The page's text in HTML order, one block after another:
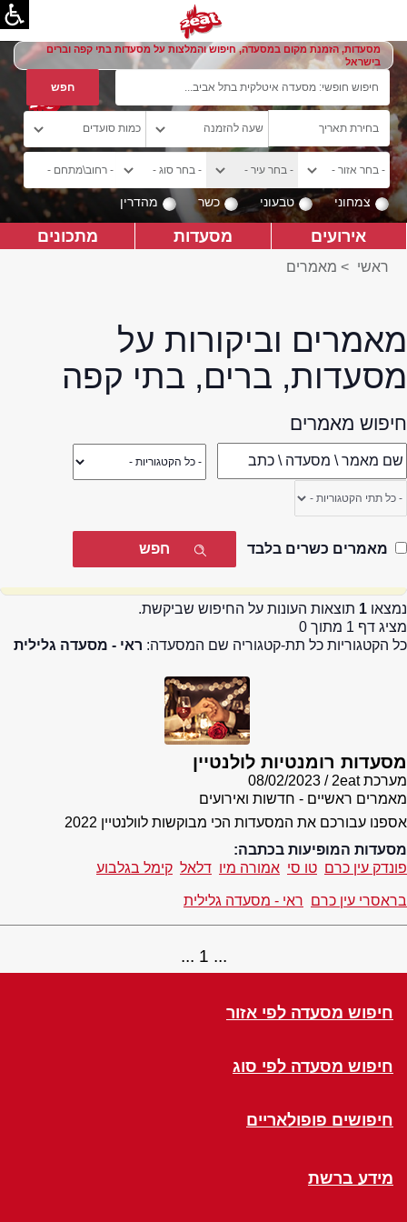
מסעדות, הזמנת מקום במסעדה, חיפוש והמלצות על מסעדות בתי קפה וברים
בישראל
צמחוני טבעוני כשר מהדרין
אירועים מסעדות מתכונים
ראשי > מאמרים
מאמרים וביקורות על
מסעדות, ברים, בתי קפה
חיפוש מאמרים
מאמרים כשרים בלבד
נמצאו 1 תוצאות העונות על החיפוש שביקשת.
מציג דף 1 מתוך 0
כל הקטגוריות כל תת-קטגוריה שם המסעדה: ראי - מסעדה גלילית
מסעדות רומנטיות לולנטיין
מערכת 2eat
08/02/2023
מאמרים ראשיים - חדשות ואירועים
אספנו עבורכם את המסעדות הכי מבוקשות לוולנטיין 2022
מסעדות המופיעות בכתבה:
פונדק עין כרם טו סי אמורה מיו דלאל קימל בגלבוע
בראסרי עין כרם ראי - מסעדה גלילית
1
חיפוש מסעדה לפי אזור
חיפוש מסעדה לפי סוג
חיפושים פופולאריים
מידע ברשת